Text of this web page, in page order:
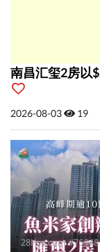
南昌汇玺2房以
2026-08-03 19